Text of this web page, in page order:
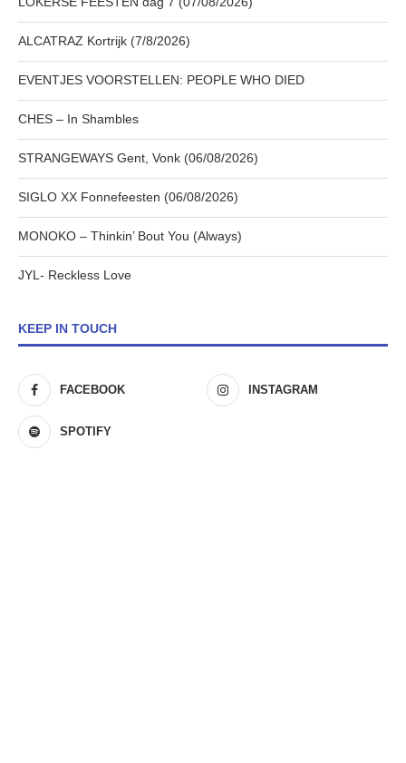
ALCATRAZ Kortrijk (7/8/2026)
EVENTJES VOORSTELLEN: PEOPLE WHO DIED
CHES – In Shambles
STRANGEWAYS Gent, Vonk (06/08/2026)
SIGLO XX Fonnefeesten (06/08/2026)
MONOKO – Thinkin’ Bout You (Always)
JYL- Reckless Love
KEEP IN TOUCH
FACEBOOK INSTAGRAM
SPOTIFY